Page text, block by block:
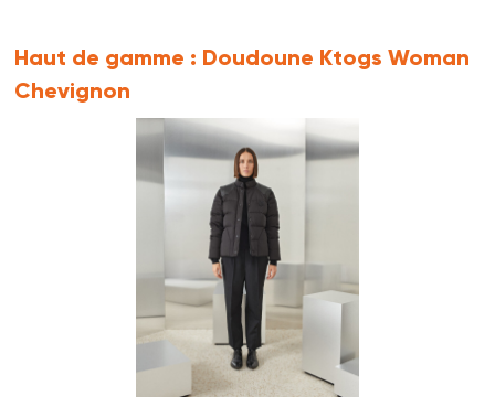
Haut de gamme : Doudoune Ktogs Woman
Chevignon